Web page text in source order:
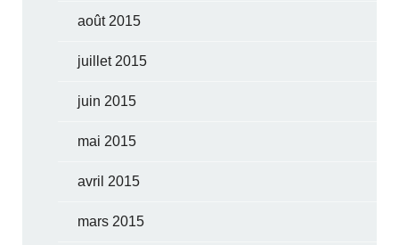
août 2015
juillet 2015
juin 2015
mai 2015
avril 2015
mars 2015